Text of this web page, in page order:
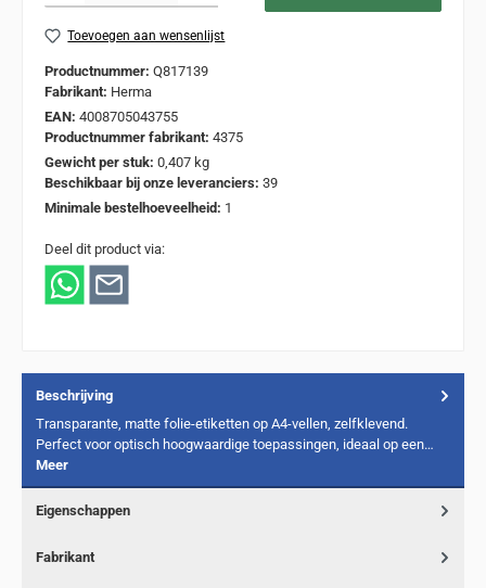
Toevoegen aan wensenlijst
Productnummer: Q817139
Fabrikant: Herma
EAN: 4008705043755
Productnummer fabrikant: 4375
Gewicht per stuk: 0,407 kg
Beschikbaar bij onze leveranciers: 39
Minimale bestelhoeveelheid: 1
Deel dit product via:
Beschrijving
Transparante, matte folie-etiketten op A4-vellen, zelfklevend.
Perfect voor optisch hoogwaardige toepassingen, ideaal op een…
Meer
Eigenschappen
Fabrikant